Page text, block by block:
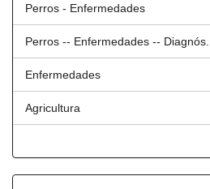
Perros - Enfermedades
Perros -- Enfermedades -- Diagnós...
Enfermedades
Agricultura